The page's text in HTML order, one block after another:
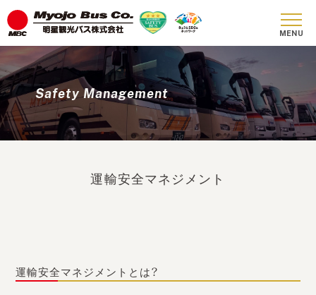
Safety Management
運輸安全マネジメント
運輸安全マネジメントとは？